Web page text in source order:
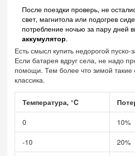
После поездки проверь, не
свет, магнитола или подогрев
потребление ночью за пару дней
аккумулятор.
Есть смысл купить недорогой
Если батарея вдруг села, не надо
помощи. Тем более что зимой
классика.
Температура, °C
0 10%
-10 20%